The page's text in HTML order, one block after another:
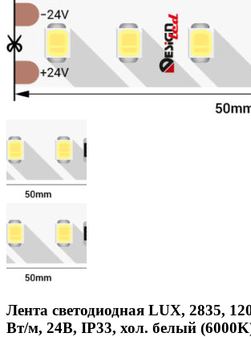
Лента светодиодная LUX, 2835,
Вт/м, 24В, IP33, хол. белый